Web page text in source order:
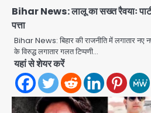
Bihar News: लालू का सख्त रैवयाः
पत्ता
Bihar News: बिहार की राजनीति में लगातार
के विरुद्ध लगातार गलत टिप्पणी…
यहां से शेयर करें
2
रनवे पर ट्रेनी
पुणे में प्रशिक्षण
हताहत नहीं